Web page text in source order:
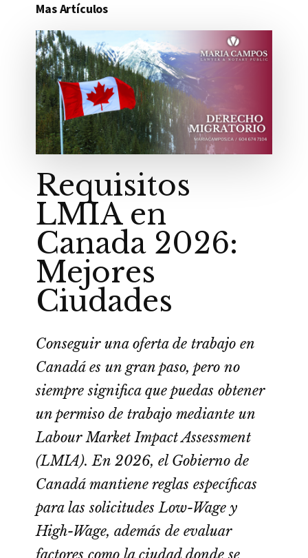
Mas Artículos
Requisitos
LMIA en
Canada 2026:
Mejores
Ciudades
Conseguir una oferta de trabajo en
Canadá es un gran paso, pero no
siempre significa que puedas obtener
un permiso de trabajo mediante un
Labour Market Impact Assessment
(LMIA). En 2026, el Gobierno de
Canadá mantiene reglas específicas
para las solicitudes Low-Wage y
High-Wage, además de evaluar
factores como la ciudad donde se